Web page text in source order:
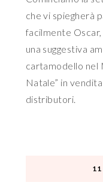
che vi spiegherà
facilmente
una suggestiva
cartamodello nel
Natale” in
distributori.